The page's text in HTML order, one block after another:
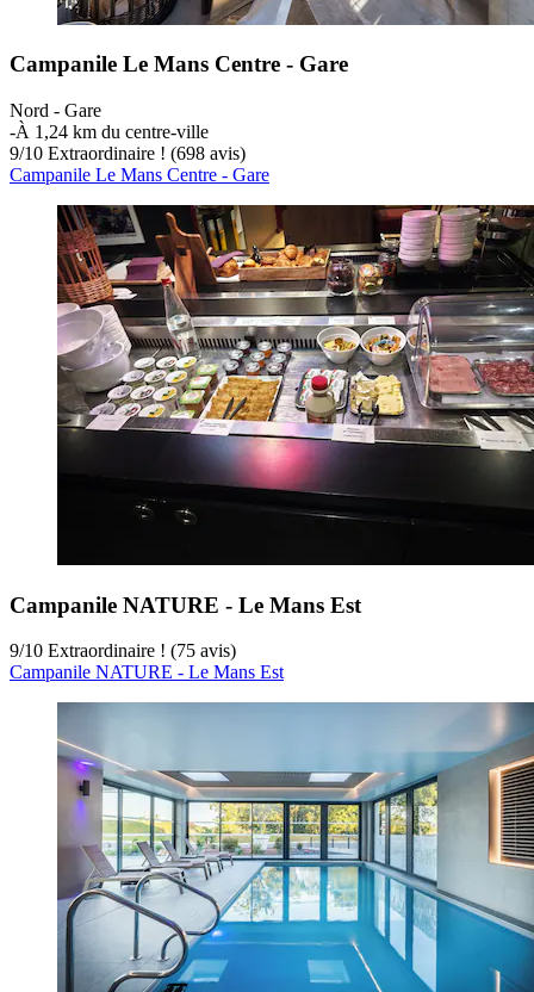
Campanile Le Mans Centre - Gare
Nord - Gare
‐À 1,24 km du centre-ville
9/10 Extraordinaire ! (698 avis)
Campanile Le Mans Centre - Gare
Campanile NATURE - Le Mans Est
9/10 Extraordinaire ! (75 avis)
Campanile NATURE - Le Mans Est